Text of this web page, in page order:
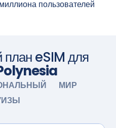
включите eSIM, и она
пользователей
план eSIM для
МИР